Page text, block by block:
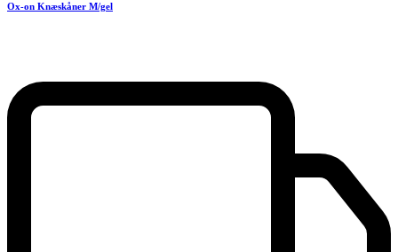
Ox-on Knæskåner M/gel